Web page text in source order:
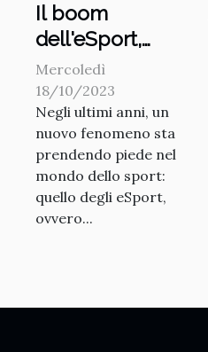
Il boom
dell'eSport,
sport
tradizionali in
versione
tecnologica
Mercoledì
18/10/2023
Negli ultimi anni, un
nuovo fenomeno sta
prendendo piede nel
mondo dello sport:
quello degli eSport,
ovvero...